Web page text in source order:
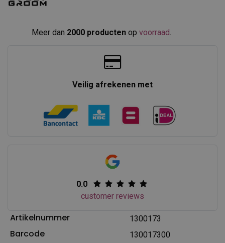
Meer dan 2000 producten op voorraad
Veilig afrekenen met
0.0
customer reviews
Artikelnummer 1300173
Barcode 130017300